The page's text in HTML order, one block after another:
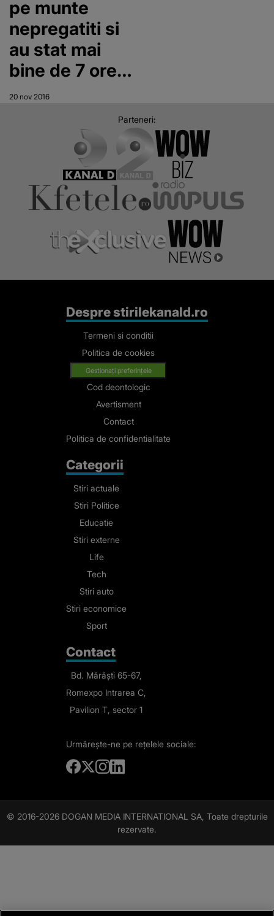
pe munte
nepregatiti si
au stat mai
bine de 7 ore
intr-o rapa. Ce
au patit acesti
tineri din Targu
20 nov 2016
Parteneri:
Despre stirilekanald.ro
Termeni si conditii
Politica de cookies
Gestionați preferințele
Cod deontologic
Avertisment
Contact
Politica de confidentialitate
Categorii
Stiri actuale
Stiri Politice
Educatie
Stiri externe
Life
Tech
Stiri auto
Stiri economice
Sport
Contact
Bd. Mărăști 65-67,
Romexpo Intrarea C,
Pavilion T, sector 1
Urmărește-ne pe rețelele sociale:
© 2016-2026 DOGAN MEDIA INTERNATIONAL SA, Toate drepturile
rezervate.